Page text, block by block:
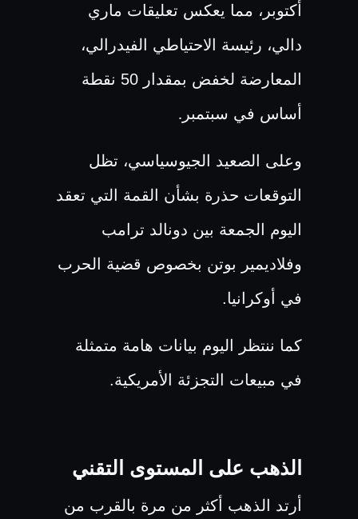
أكتوبر، مما يعكس تعليقات ماري
دالي، رئيسة الاحتياطي الفيدرالي،
المعارضة لخفض بمقدار 50 نقطة
أساس في سبتمبر .
وعلى الصعيد الجيوسياسي، تظل
التوقعات حذرة بشأن القمة التي تعقد
اليوم الجمعة بين دونالد ترامب
وفلاديمير بوتن بخصوص قضية الحرب
في أوكرانيا.
كما ننتظر اليوم بيانات هامة متمثلة
في مبيعات التجزئة الأمريكية.
الذهب على المستوى التقني
أرتد الذهب أكثر من مرة بالقرب من